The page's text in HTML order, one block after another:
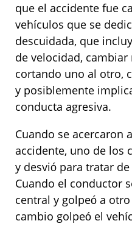
que el accidente fue
vehículos que se
descuidada, que
de velocidad,
cortando uno al otro,
y posiblemente
conducta agresiva.
Cuando se acercaron
accidente, uno de los
y desvió para tratar
Cuando el conductor
central y golpeó a
cambio golpeó el